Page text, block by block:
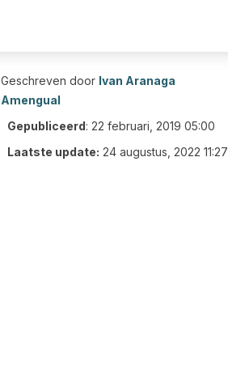
Geschreven door Ivan Aranaga
Amengual
Gepubliceerd: 22 februari, 2019 05:00
Laatste update: 24 augustus, 2022 11:27